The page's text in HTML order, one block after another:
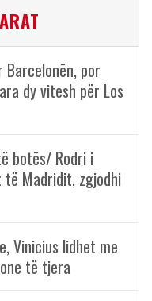
Barcelonën, por
dy vitesh për Los
botës/ Rodri i
të Madridit, zgjodhi
Vinicius lidhet me
të tjera